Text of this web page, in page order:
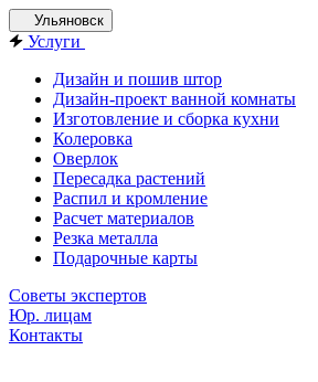
Ульяновск
Услуги
Дизайн и пошив штор
Дизайн-проект ванной комнаты
Изготовление и сборка кухни
Колеровка
Оверлок
Пересадка растений
Распил и кромление
Расчет материалов
Резка металла
Подарочные карты
Советы экспертов
Юр. лицам
Контакты